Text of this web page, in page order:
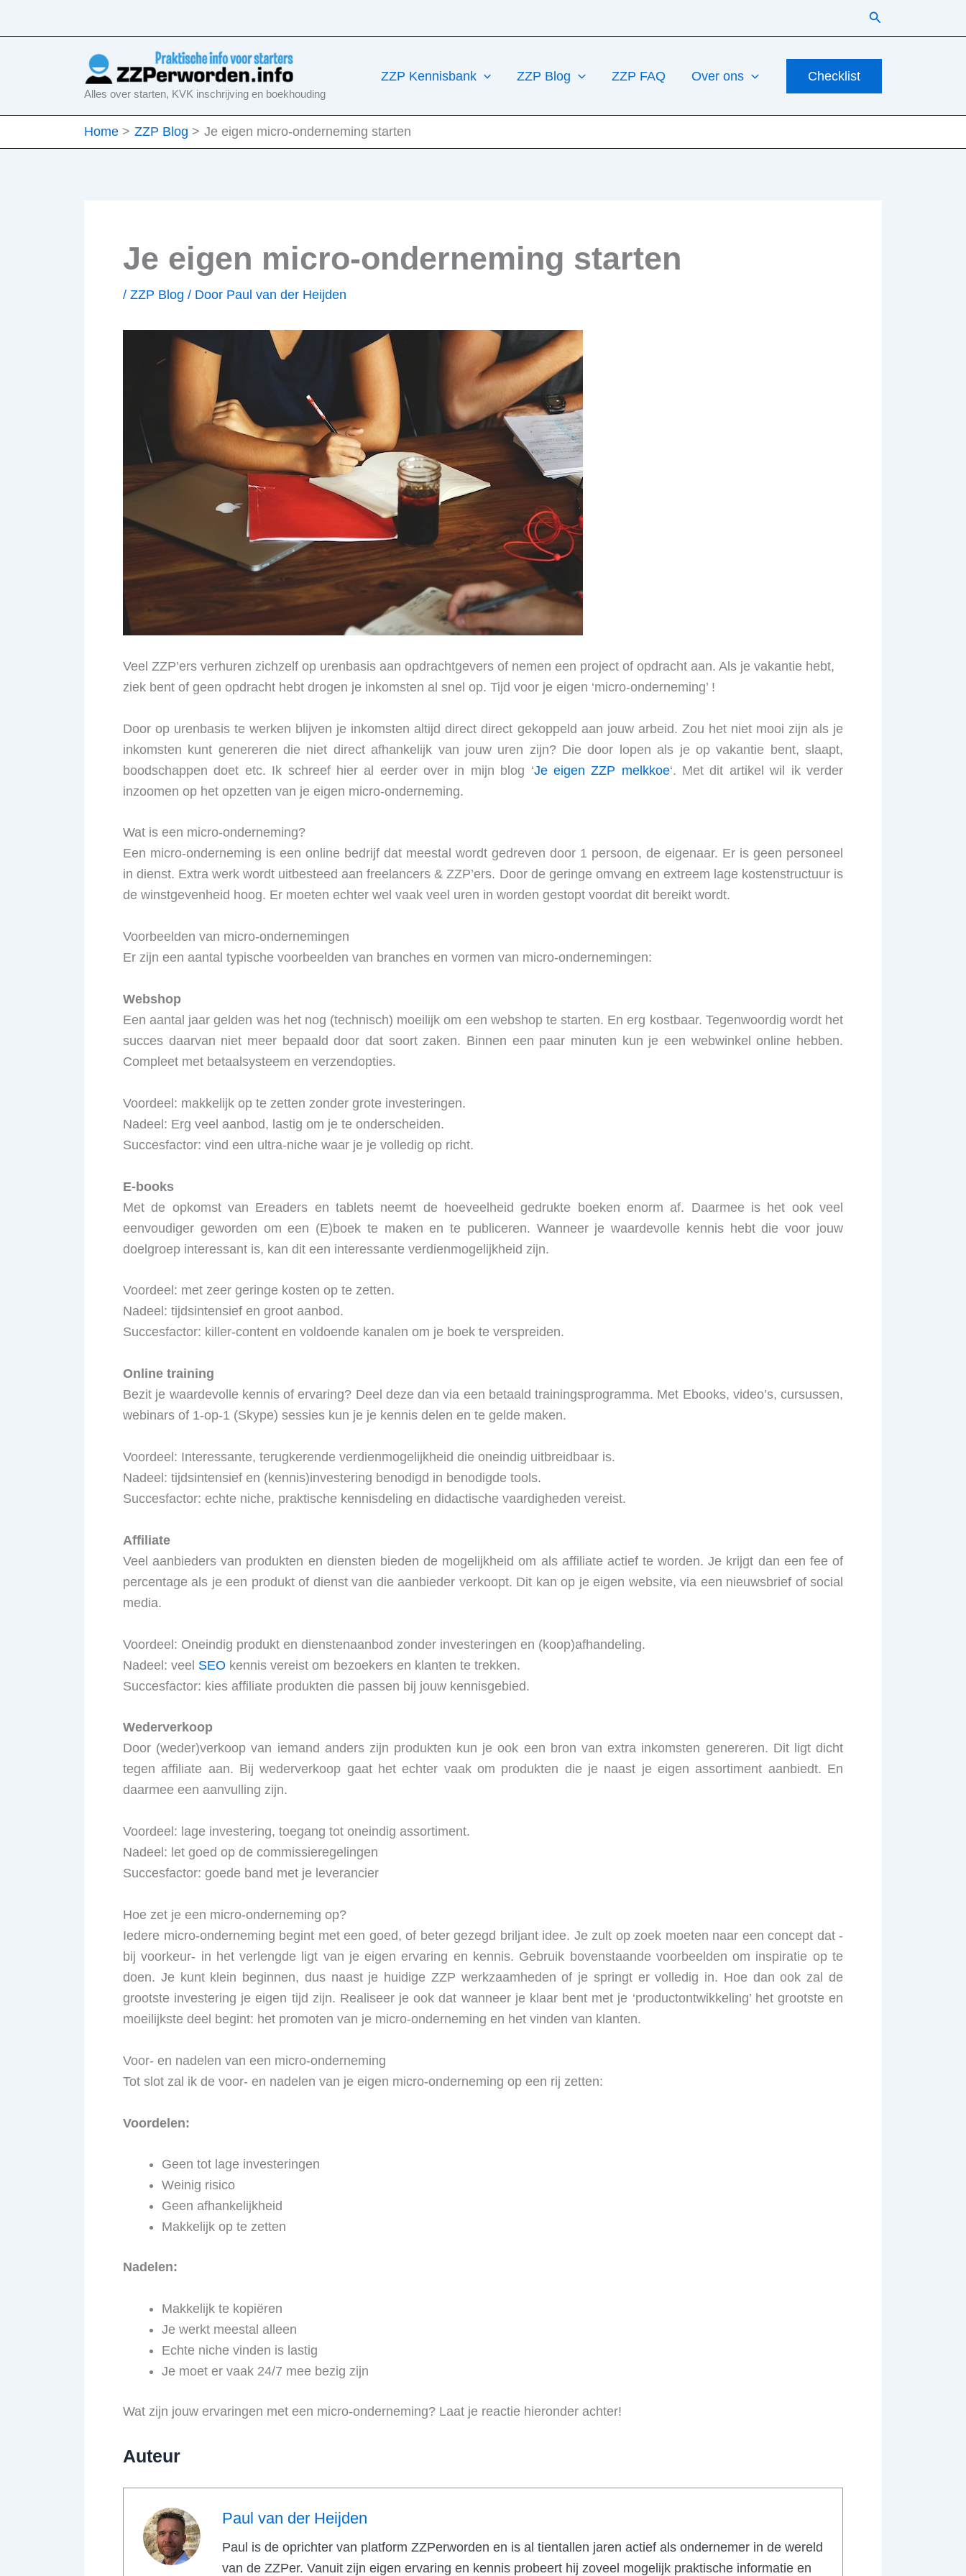
Zoeken
Alles over starten, KVK inschrijving en boekhouding
ZZP Kennisbank ZZP Blog ZZP FAQ Over ons Checklist
Home ZZP Blog Je eigen micro-onderneming starten
Je eigen micro-onderneming starten
/ ZZP Blog / Door Paul van der Heijden
Veel ZZP’ers verhuren zichzelf op urenbasis aan opdrachtgevers of nemen een project of opdracht aan. Als je vakantie hebt,
ziek bent of geen opdracht hebt drogen je inkomsten al snel op. Tijd voor je eigen ‘micro-onderneming’ !
Door op urenbasis te werken blijven je inkomsten altijd direct direct gekoppeld aan jouw arbeid. Zou het niet mooi zijn als je
inkomsten kunt genereren die niet direct afhankelijk van jouw uren zijn? Die door lopen als je op vakantie bent, slaapt,
boodschappen doet etc. Ik schreef hier al eerder over in mijn blog ‘Je eigen ZZP melkkoe‘. Met dit artikel wil ik verder
inzoomen op het opzetten van je eigen micro-onderneming.
Wat is een micro-onderneming?
Een micro-onderneming is een online bedrijf dat meestal wordt gedreven door 1 persoon, de eigenaar. Er is geen personeel
in dienst. Extra werk wordt uitbesteed aan freelancers & ZZP’ers. Door de geringe omvang en extreem lage kostenstructuur is
de winstgevenheid hoog. Er moeten echter wel vaak veel uren in worden gestopt voordat dit bereikt wordt.
Voorbeelden van micro-ondernemingen
Er zijn een aantal typische voorbeelden van branches en vormen van micro-ondernemingen:
Webshop
Een aantal jaar gelden was het nog (technisch) moeilijk om een webshop te starten. En erg kostbaar. Tegenwoordig wordt het
succes daarvan niet meer bepaald door dat soort zaken. Binnen een paar minuten kun je een webwinkel online hebben.
Compleet met betaalsysteem en verzendopties.
Voordeel: makkelijk op te zetten zonder grote investeringen.
Nadeel: Erg veel aanbod, lastig om je te onderscheiden.
Succesfactor: vind een ultra-niche waar je je volledig op richt.
E-books
Met de opkomst van Ereaders en tablets neemt de hoeveelheid gedrukte boeken enorm af. Daarmee is het ook veel
eenvoudiger geworden om een (E)boek te maken en te publiceren. Wanneer je waardevolle kennis hebt die voor jouw
doelgroep interessant is, kan dit een interessante verdienmogelijkheid zijn.
Voordeel: met zeer geringe kosten op te zetten.
Nadeel: tijdsintensief en groot aanbod.
Succesfactor: killer-content en voldoende kanalen om je boek te verspreiden.
Online training
Bezit je waardevolle kennis of ervaring? Deel deze dan via een betaald trainingsprogramma. Met Ebooks, video’s, cursussen,
webinars of 1-op-1 (Skype) sessies kun je je kennis delen en te gelde maken.
Voordeel: Interessante, terugkerende verdienmogelijkheid die oneindig uitbreidbaar is.
Nadeel: tijdsintensief en (kennis)investering benodigd in benodigde tools.
Succesfactor: echte niche, praktische kennisdeling en didactische vaardigheden vereist.
Affiliate
Veel aanbieders van produkten en diensten bieden de mogelijkheid om als affiliate actief te worden. Je krijgt dan een fee of
percentage als je een produkt of dienst van die aanbieder verkoopt. Dit kan op je eigen website, via een nieuwsbrief of social
media.
Voordeel: Oneindig produkt en dienstenaanbod zonder investeringen en (koop)afhandeling.
Nadeel: veel SEO kennis vereist om bezoekers en klanten te trekken.
Succesfactor: kies affiliate produkten die passen bij jouw kennisgebied.
Wederverkoop
Door (weder)verkoop van iemand anders zijn produkten kun je ook een bron van extra inkomsten genereren. Dit ligt dicht
tegen affiliate aan. Bij wederverkoop gaat het echter vaak om produkten die je naast je eigen assortiment aanbiedt. En
daarmee een aanvulling zijn.
Voordeel: lage investering, toegang tot oneindig assortiment.
Nadeel: let goed op de commissieregelingen
Succesfactor: goede band met je leverancier
Hoe zet je een micro-onderneming op?
Iedere micro-onderneming begint met een goed, of beter gezegd briljant idee. Je zult op zoek moeten naar een concept dat -
bij voorkeur- in het verlengde ligt van je eigen ervaring en kennis. Gebruik bovenstaande voorbeelden om inspiratie op te
doen. Je kunt klein beginnen, dus naast je huidige ZZP werkzaamheden of je springt er volledig in. Hoe dan ook zal de
grootste investering je eigen tijd zijn. Realiseer je ook dat wanneer je klaar bent met je ‘productontwikkeling’ het grootste en
moeilijkste deel begint: het promoten van je micro-onderneming en het vinden van klanten.
Voor- en nadelen van een micro-onderneming
Tot slot zal ik de voor- en nadelen van je eigen micro-onderneming op een rij zetten:
Voordelen:
Geen tot lage investeringen
Weinig risico
Geen afhankelijkheid
Makkelijk op te zetten
Nadelen:
Makkelijk te kopiëren
Je werkt meestal alleen
Echte niche vinden is lastig
Je moet er vaak 24/7 mee bezig zijn
Wat zijn jouw ervaringen met een micro-onderneming? Laat je reactie hieronder achter!
Auteur
Paul van der Heijden
Paul is de oprichter van platform ZZPerworden en is al tientallen jaren actief als ondernemer in de wereld
van de ZZPer. Vanuit zijn eigen ervaring en kennis probeert hij zoveel mogelijk praktische informatie en